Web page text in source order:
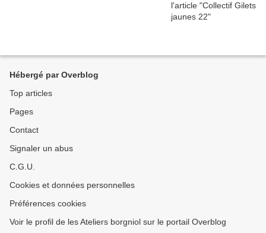
Hébergé par Overblog
Top articles
Pages
Contact
Signaler un abus
C.G.U.
Cookies et données personnelles
Préférences cookies
Voir le profil de les Ateliers borgniol sur le portail Overblog